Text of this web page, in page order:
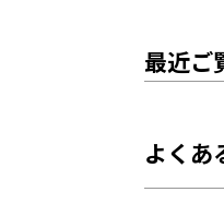
最近ご
よくあ